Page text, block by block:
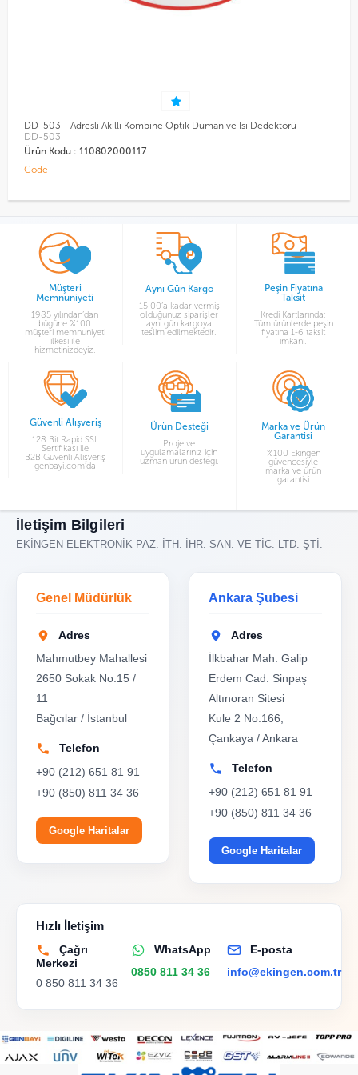
DD-503 - Adresli Akıllı Kombine Optik Duman ve Isı Dedektörü
DD-503
Ürün Kodu : 110802000117
Code
Müşteri
Memnuniyeti
1985 yılından’dan
bügüne %100
müşteri memnuniyeti
ilkesi ile
hizmetinizdeyiz.
Aynı Gün Kargo
15:00’a kadar vermiş
olduğunuz siparişler
aynı gün kargoya
teslim edilmektedir.
Peşin Fiyatına
Taksit
Kredi Kartlarında;
Tüm ürünlerde peşin
fiyatına 1-6 taksit
imkanı.
Güvenli Alışveriş
128 Bit Rapid SSL
Sertifikası ile
B2B Güvenli Alışveriş
genbayi.com’da
Ürün Desteği
Proje ve
uygulamalarınız için
uzman ürün desteği.
Marka ve Ürün
Garantisi
%100 Ekingen
güvencesiyle
marka ve ürün
garantisi
İletişim Bilgileri
EKİNGEN ELEKTRONİK PAZ. İTH. İHR. SAN. VE TİC. LTD. ŞTİ.
Genel Müdürlük
Adres
Mahmutbey Mahallesi
2650 Sokak No:15 /
11
Bağcılar / İstanbul
Telefon
+90 (212) 651 81 91
+90 (850) 811 34 36
Google Haritalar
Ankara Şubesi
Adres
İlkbahar Mah. Galip
Erdem Cad. Sinpaş
Altınoran Sitesi
Kule 2 No:166,
Çankaya / Ankara
Telefon
+90 (212) 651 81 91
+90 (850) 811 34 36
Google Haritalar
Hızlı İletişim
Çağrı
Merkezi
0 850 811 34 36
WhatsApp
0850 811 34 36
E-posta
info@ekingen.com.tr